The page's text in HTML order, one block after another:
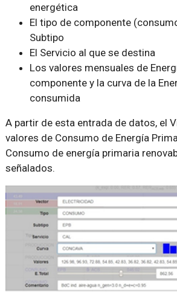
energética
El tipo de componente
Subtipo
El Servicio al que se destina
Los valores mensuales de
componente y la curva de la
consumida
A partir de esta entrada de datos, el
valores de Consumo de Energía
Consumo de energía primaria
señalados.